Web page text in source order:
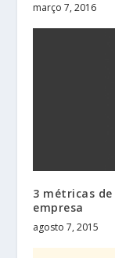
março 7, 2016
3 métricas de
empresa
agosto 7, 2015